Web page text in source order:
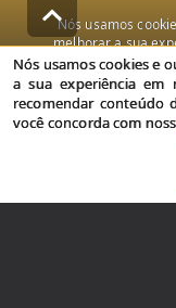
Nós usamos
melhorar a sua
publicidade e
nossos serviços, você
Política
Nós usamos cookies e
a sua experiência em
recomendar conteúdo
você concorda com